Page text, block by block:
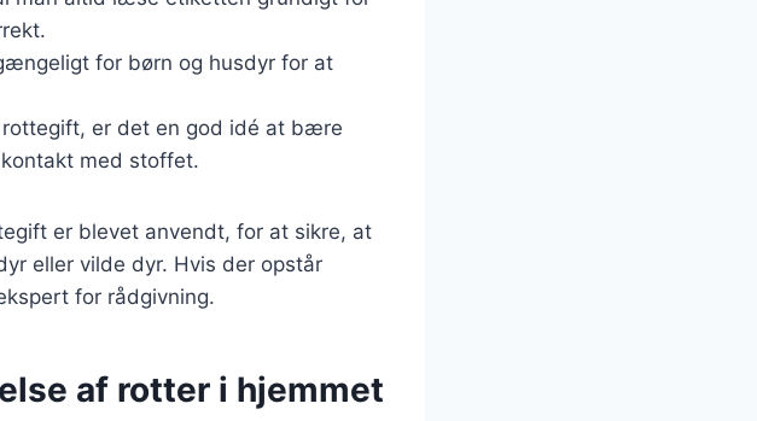
for børn og husdyr for at
er det en god idé at bære
med stoffet.
er blevet anvendt, for at sikre, at
eller vilde dyr. Hvis der opstår
for rådgivning.
af rotter i hjemmet